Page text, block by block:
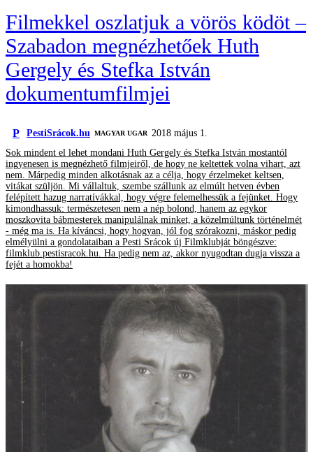
Filmekkel oszlatjuk a vörös ködöt –
Szabadon megnézhetőek Huth
Gergely és Stefka István
dokumentumfilmjei
P PestiSrácok.hu MAGYAR UGAR
2018 május 1.
Sok mindent el lehet mondani Huth Gergely és Stefka István mostantól
ingyenesen is megnézhető filmjeiről, de hogy ne keltettek volna vihart, azt
nem. Márpedig minden alkotásnak az a célja, hogy érzelmeket keltsen,
vitákat szüljön. Mi vállaltuk, szembe szállunk az elmúlt hetven évben
felépített hazug narratívákkal, hogy végre felemelhessük a fejünket. Hogy
kimondhassuk: természetesen nem a nép bolond, hanem az egykor
moszkovita bábmesterek manipulálnak minket, a közelmúltunk történelmét
- még ma is. Ha kíváncsi, hogy hogyan, jól fog szórakozni, máskor pedig
elmélyülni a gondolataiban a Pesti Srácok új Filmklubját böngészve:
filmklub.pestisracok.hu. Ha pedig nem az, akkor nyugodtan dugja vissza a
fejét a homokba!